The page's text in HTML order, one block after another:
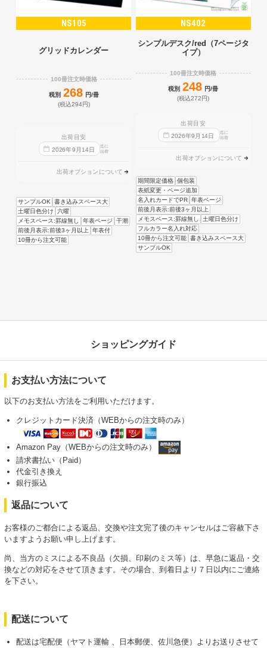
NS105
グリッドカレンダー
100冊注文時価格
税別 268 円/冊
(税込294円)
出荷目安
2026年9 月 14日
迄に
出荷
出荷オプションについて
サンプルOK
書き込みスペース大
土曜日色分け
六曜
メモスペース:罫線無し
年表ページ
干潮
前後月表示:前後3ヶ月以上
年表付
10冊から注文可能
NS402
シンプルデスク/red（7ページタ
イプ）
100冊注文時価格
税別 248 円/冊
(税込272円)
出荷目安
2026年9 月 14日
迄に
出荷
出荷オプションについて
期間限定価格 個包装
表紙変更・ページ追加
名入れカードでPR 年表ページ
前後月表示:前後3ヶ月以上
メモスペース:罫線無し
土曜日色分け
フルカラー名入れ対応
10冊から注文可能 書き込みスペース大
サンプルOK
ショッピングガイド
お支払い方法について
以下のお支払い方法をご利用いただけます。
クレジットカード決済（WEBからの注文時のみ）
Amazon Pay（WEBからの注文時のみ）
請求書払い（Paid）
代金引き換え
銀行振込
返品について
お客様のご都合による返品、交換や注文完了後のキャンセルはご容赦下さ
いますようお願い申し上げます。
尚、当方のミスによる不良品（欠損、印刷のミス等）は、早急に返品・交
換などの対応をさせて頂きます。その場合、到着日より７日以内にご連絡
を下さい。
配送について
配送は宅配便（ヤマト運輸 、日本郵便、佐川急便）よりお送りさせて